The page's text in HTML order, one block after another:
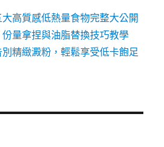
高質感低熱量食物完整大公開
量拿捏與油脂替換技巧教學
精緻澱粉，輕鬆享受低卡飽足